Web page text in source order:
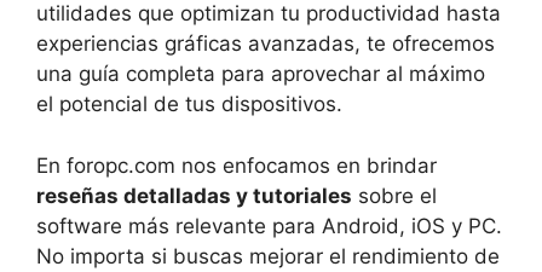
utilidades que optimizan tu productividad hasta
experiencias gráficas avanzadas, te ofrecemos
una guía completa para aprovechar al máximo
el potencial de tus dispositivos.
En foropc.com nos enfocamos en brindar
reseñas detalladas y tutoriales sobre el
software más relevante para Android, iOS y PC.
No importa si buscas mejorar el rendimiento de